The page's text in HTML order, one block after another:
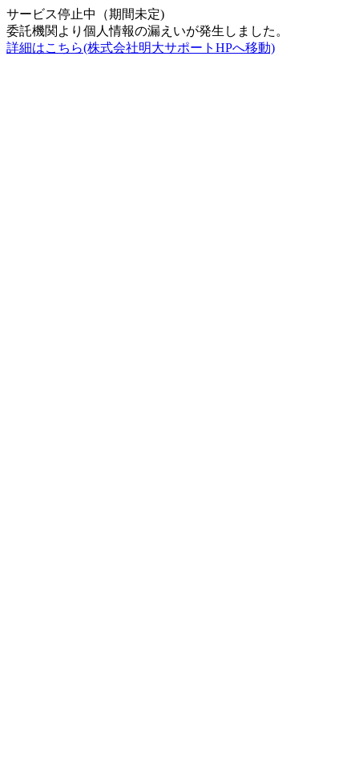
サービス停止中（期間未定)
委託機関より個人情報の漏えいが発生しました。
詳細はこちら(株式会社明大サポートHPへ移動)